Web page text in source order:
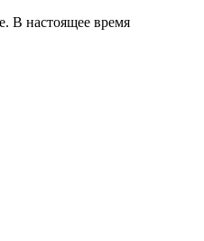
В настоящее время